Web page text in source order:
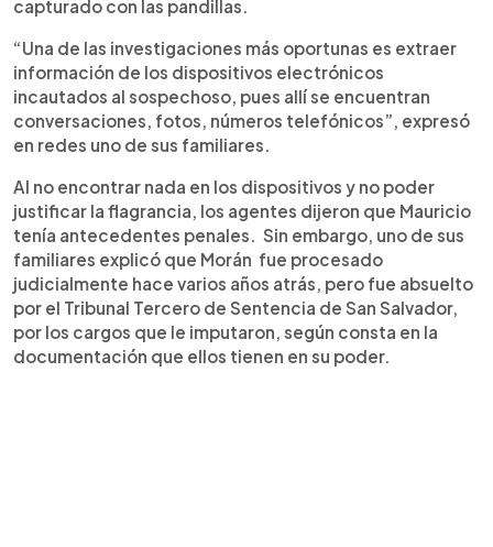
capturado con las pandillas.
“Una de las investigaciones más oportunas es extraer
información de los dispositivos electrónicos
incautados al sospechoso, pues allí se encuentran
conversaciones, fotos, números telefónicos”, expresó
en redes uno de sus familiares.
Al no encontrar nada en los dispositivos y no poder
justificar la flagrancia, los agentes dijeron que Mauricio
tenía antecedentes penales. Sin embargo, uno de sus
familiares explicó que Morán fue procesado
judicialmente hace varios años atrás, pero fue absuelto
por el Tribunal Tercero de Sentencia de San Salvador,
por los cargos que le imputaron, según consta en la
documentación que ellos tienen en su poder.